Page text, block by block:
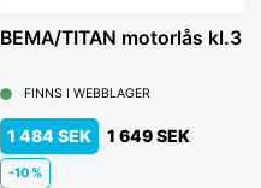
BEMA/TITAN motorlås kl.3
FINNS I WEBBLAGER
1 484 SEK 1 649 SEK
-10 %